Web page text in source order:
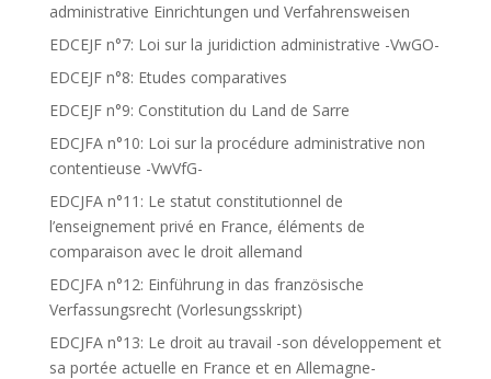
administrative Einrichtungen und Verfahrensweisen
EDCEJF n°7: Loi sur la juridiction administrative -VwGO-
EDCEJF n°8: Etudes comparatives
EDCEJF n°9: Constitution du Land de Sarre
EDCJFA n°10: Loi sur la procédure administrative non
contentieuse -VwVfG-
EDCJFA n°11: Le statut constitutionnel de
l’enseignement privé en France, éléments de
comparaison avec le droit allemand
EDCJFA n°12: Einführung in das französische
Verfassungsrecht (Vorlesungsskript)
EDCJFA n°13: Le droit au travail -son développement et
sa portée actuelle en France et en Allemagne-